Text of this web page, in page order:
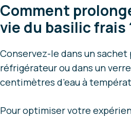
Comment
vie du basilic frais
Conservez-le dans un sachet
réfrigérateur ou dans un
centimètres d’eau à
Pour optimiser votre